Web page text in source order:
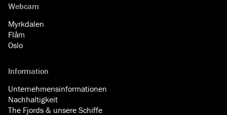
Webcam
Myrkdalen
Flåm
Oslo
Information
Unternehmensinformationen
Nachhaltigkeit
The Fjords & unsere Schiffe